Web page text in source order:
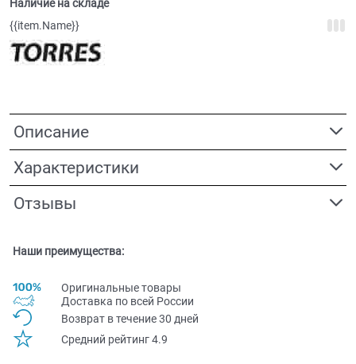
Наличие на складе
{{item.Name}}
Описание
Характеристики
Отзывы
Наши преимущества:
Оригинальные товары
Доставка по всей Pоссии
Возврат в течение 30 дней
Средний рейтинг 4.9